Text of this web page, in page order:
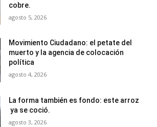
cobre.
agosto 5, 2026
Movimiento Ciudadano: el petate del
muerto y la agencia de colocación
política
agosto 4, 2026
La forma también es fondo: este arroz
ya se coció.
agosto 3, 2026